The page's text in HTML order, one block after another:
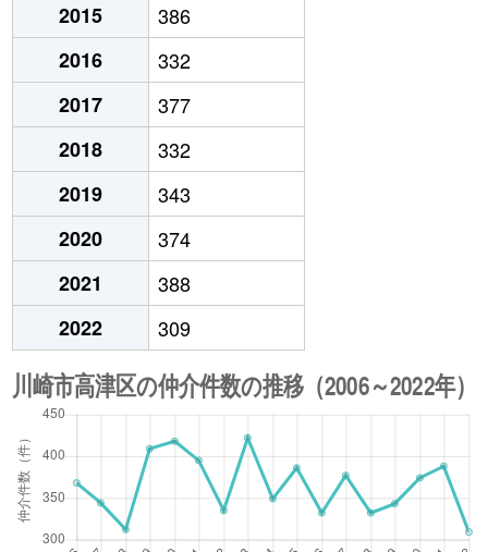
2015
386
2016
332
2017
377
2018
332
2019
343
2020
374
2021
388
2022
309